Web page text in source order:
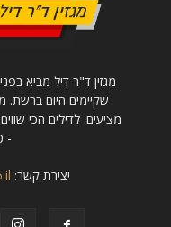
מגזין ד"ר דיל מביא
שקיימים היום ברשת.
מציעים. לדילים הכי
-
יצירת קשר: